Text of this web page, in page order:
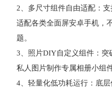
2、多尺寸组件自由适配：
适配各类全面屏安卓手机，
题。
3、照片DIY自定义组件：
私人图片制作专属相册小组
4、轻量化低功耗运行：底